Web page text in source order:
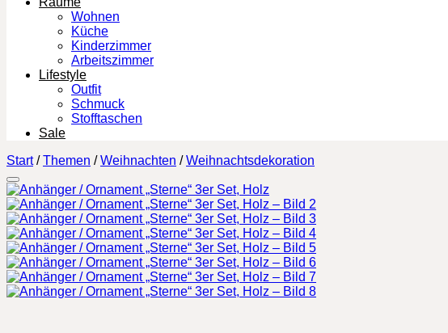
Wohnen
Küche
Kinderzimmer
Arbeitszimmer
Lifestyle
Outfit
Schmuck
Stofftaschen
Sale
Start / Themen / Weihnachten / Weihnachtsdekoration